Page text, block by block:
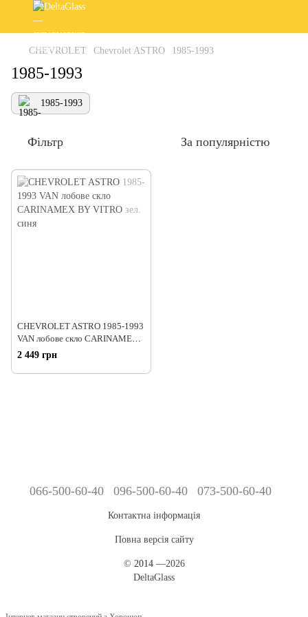
CHEVROLET Chevrolet ASTRO 1985-1993
1985-1993
1985-1993
Фільтр За популярністю
CHEVROLET ASTRO 1985-1993
VAN лобове скло CARINAMEX
BY VITRO зел. синя
2 449 грн
066-500-60-40 096-500-60-40 073-500-60-40
Контактна інформація
Повна версія сайту
© 2014—2026
DeltaGlass